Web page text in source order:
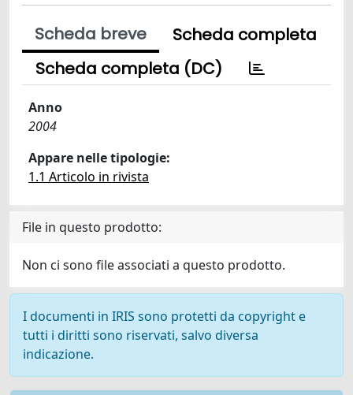
Scheda breve
Scheda completa
Scheda completa (DC)
Anno
2004
Appare nelle tipologie:
1.1 Articolo in rivista
File in questo prodotto:
Non ci sono file associati a questo prodotto.
I documenti in IRIS sono protetti da copyright e
tutti i diritti sono riservati, salvo diversa
indicazione.